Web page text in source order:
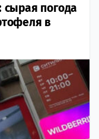
сырая погода
в